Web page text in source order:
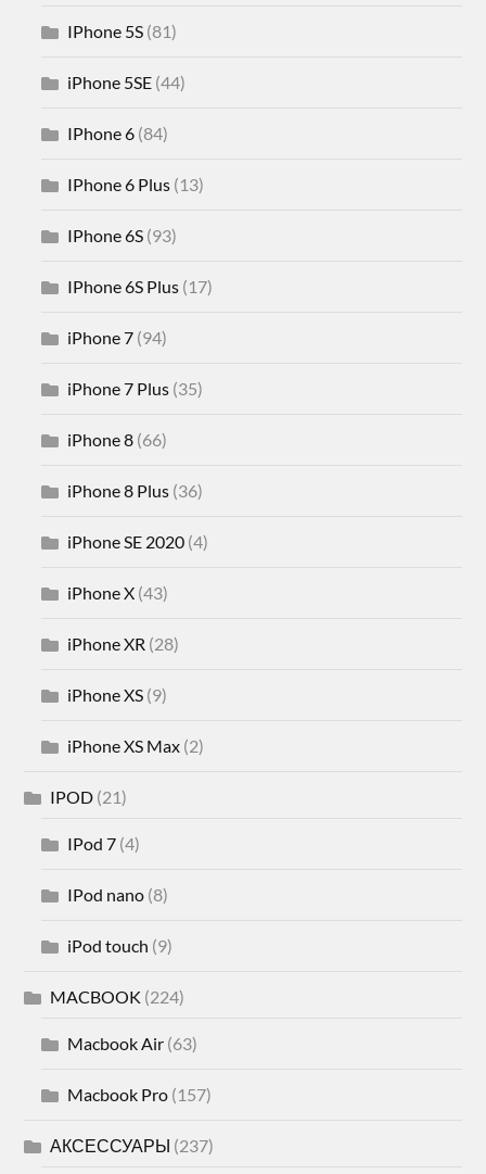
IPhone 5S (81)
iPhone 5SE (44)
IPhone 6 (84)
IPhone 6 Plus (13)
IPhone 6S (93)
IPhone 6S Plus (17)
iPhone 7 (94)
iPhone 7 Plus (35)
iPhone 8 (66)
iPhone 8 Plus (36)
iPhone SE 2020 (4)
iPhone X (43)
iPhone XR (28)
iPhone XS (9)
iPhone XS Max (2)
IPOD (21)
IPod 7 (4)
IPod nano (8)
iPod touch (9)
MACBOOK (224)
Macbook Air (63)
Macbook Pro (157)
АКСЕССУАРЫ (237)